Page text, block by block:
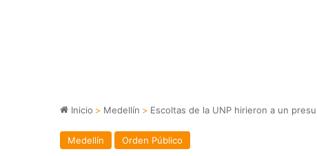
Inicio > Medellín > Escoltas de la UNP hirieron a un
Medellín Orden Público